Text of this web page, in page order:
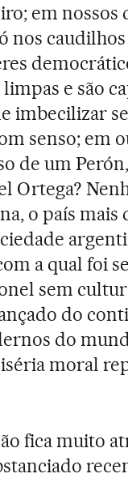
em nossos
nos
e são
imbecilizar
senso; em
de um
Ortega?
o país
a qual foi
sem
do
do
moral
fica muito